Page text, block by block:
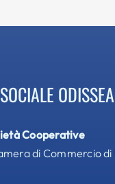
ODISSEA
Cooperative
di Commercio di